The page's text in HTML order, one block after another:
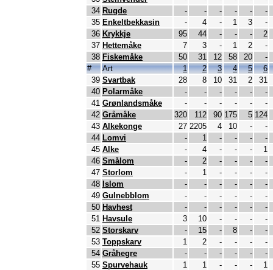
34 Rugde - - - - -
-
35 Enkeltbekkasin - 4 - 1 3
-
36 Krykkje 95 44 - - -
2
37 Hettemåke 7 3 - 1 2
-
38 Fiskemåke 50 31 12 58 20
-
#
Art 1 2 3 4 5
6
39 Svartbak 28 8 10 31 2
31
40 Polarmåke - - - - -
-
41 Grønlandsmåke - - - - -
-
42 Gråmåke 320 112 90 175 5 124
43 Alkekonge 27 2205 4 10 -
-
44 Lomvi - 1 - - -
-
45 Alke - 4 - - -
1
46 Smålom - 2 - - -
-
47 Storlom - 1 - - -
-
48 Islom - - - - -
-
49 Gulnebblom - - - - -
-
50 Havhest - - - - -
-
51 Havsule 3 10 - - -
-
52 Storskarv - 15 - 8 -
-
53 Toppskarv 1 2 - - -
-
54 Gråhegre - - - - -
-
55 Spurvehauk 1 1 - - -
1